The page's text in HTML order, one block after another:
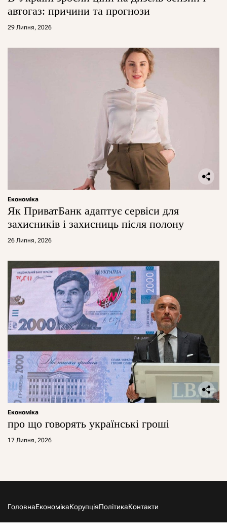
автогаз: причини та прогнози
29 Липня, 2026
Економіка
Як ПриватБанк адаптує сервіси для
захисників і захисниць після полону
26 Липня, 2026
Економіка
про що говорять українські гроші
17 Липня, 2026
ГоловнаЕкономікаКорупціяПолітикаКонтакти